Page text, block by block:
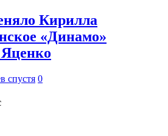
Кирилла
«Динамо»
спустя 0